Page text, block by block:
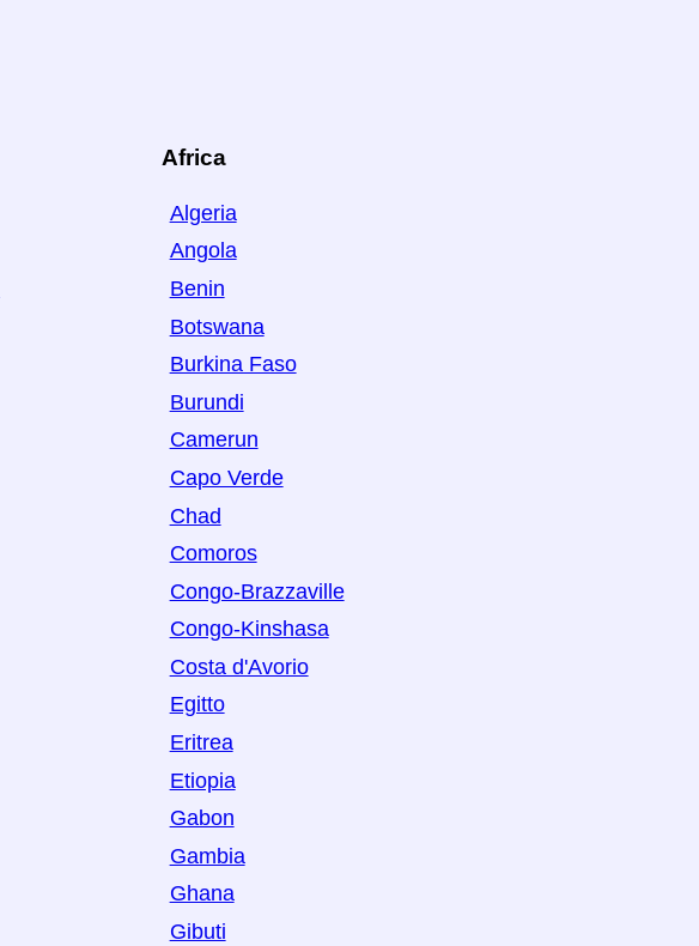
Africa
Algeria
Angola
Benin
Botswana
Burkina Faso
Burundi
Camerun
Capo Verde
Chad
Comoros
Congo-Brazzaville
Congo-Kinshasa
Costa d'Avorio
Egitto
Eritrea
Etiopia
Gabon
Gambia
Ghana
Gibuti